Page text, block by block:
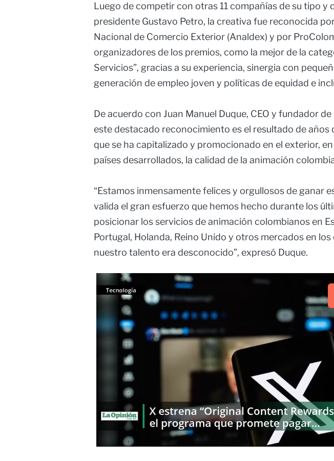
Luego de competir con otras 11 compañías de su tipo y
presidente Gustavo Petro, la creativa fue reconocida
Nacional de Comercio Exterior (Analdex) y por
organizadores de los premios, como la mejor de la
Servicios”, gracias a su experiencia, sinergia con
generación de empleo joven y políticas de equidad e
De acuerdo con Juan Manuel Duque, CEO y fundador
este destacado reconocimiento es el resultado de años
que se ha capitalizado y promocionado en el exterior,
países desarrollados, la calidad de la animación
“Estamos inmensamente felices y orgullosos de ganar
valida el gran esfuerzo que hemos hecho durante los
posicionar los servicios de animación colombianos en
Portugal, Holanda, Reino Unido y otros mercados en los
nuestro talento era desconocido”, expresó Duque.